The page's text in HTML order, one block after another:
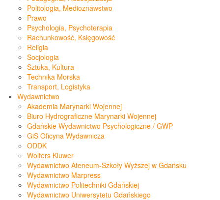
Politologia, Medioznawstwo
Prawo
Psychologia, Psychoterapia
Rachunkowość, Księgowość
Religia
Socjologia
Sztuka, Kultura
Technika Morska
Transport, Logistyka
Wydawnictwo
Akademia Marynarki Wojennej
Biuro Hydrograficzne Marynarki Wojennej
Gdańskie Wydawnictwo Psychologiczne / GWP
GiS Oficyna Wydawnicza
ODDK
Wolters Kluwer
Wydawnictwo Ateneum-Szkoły Wyższej w Gdańsku
Wydawnictwo Marpress
Wydawnictwo Politechniki Gdańskiej
Wydawnictwo Uniwersytetu Gdańskiego